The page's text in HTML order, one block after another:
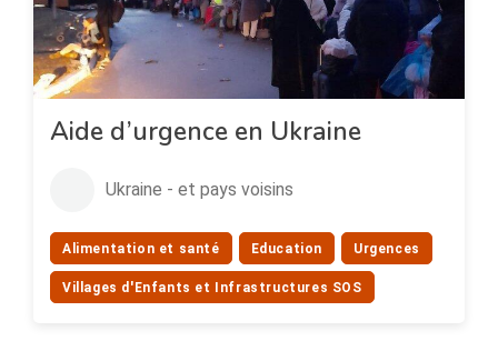
Aide d’urgence en Ukraine
Ukraine - et pays voisins
Alimentation et santé Education Urgences
Villages d'Enfants et Infrastructures SOS